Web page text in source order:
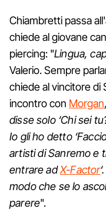
Chiambretti passa
chiede al giovane
piercing: "Lingua,
Valerio. Sempre
chiede al vincitore di
incontro con Morgan
disse solo ‘Chi sei
Io gli ho detto
artisti di Sanremo e
entrare adX-Factor
modo che se lo
parere".